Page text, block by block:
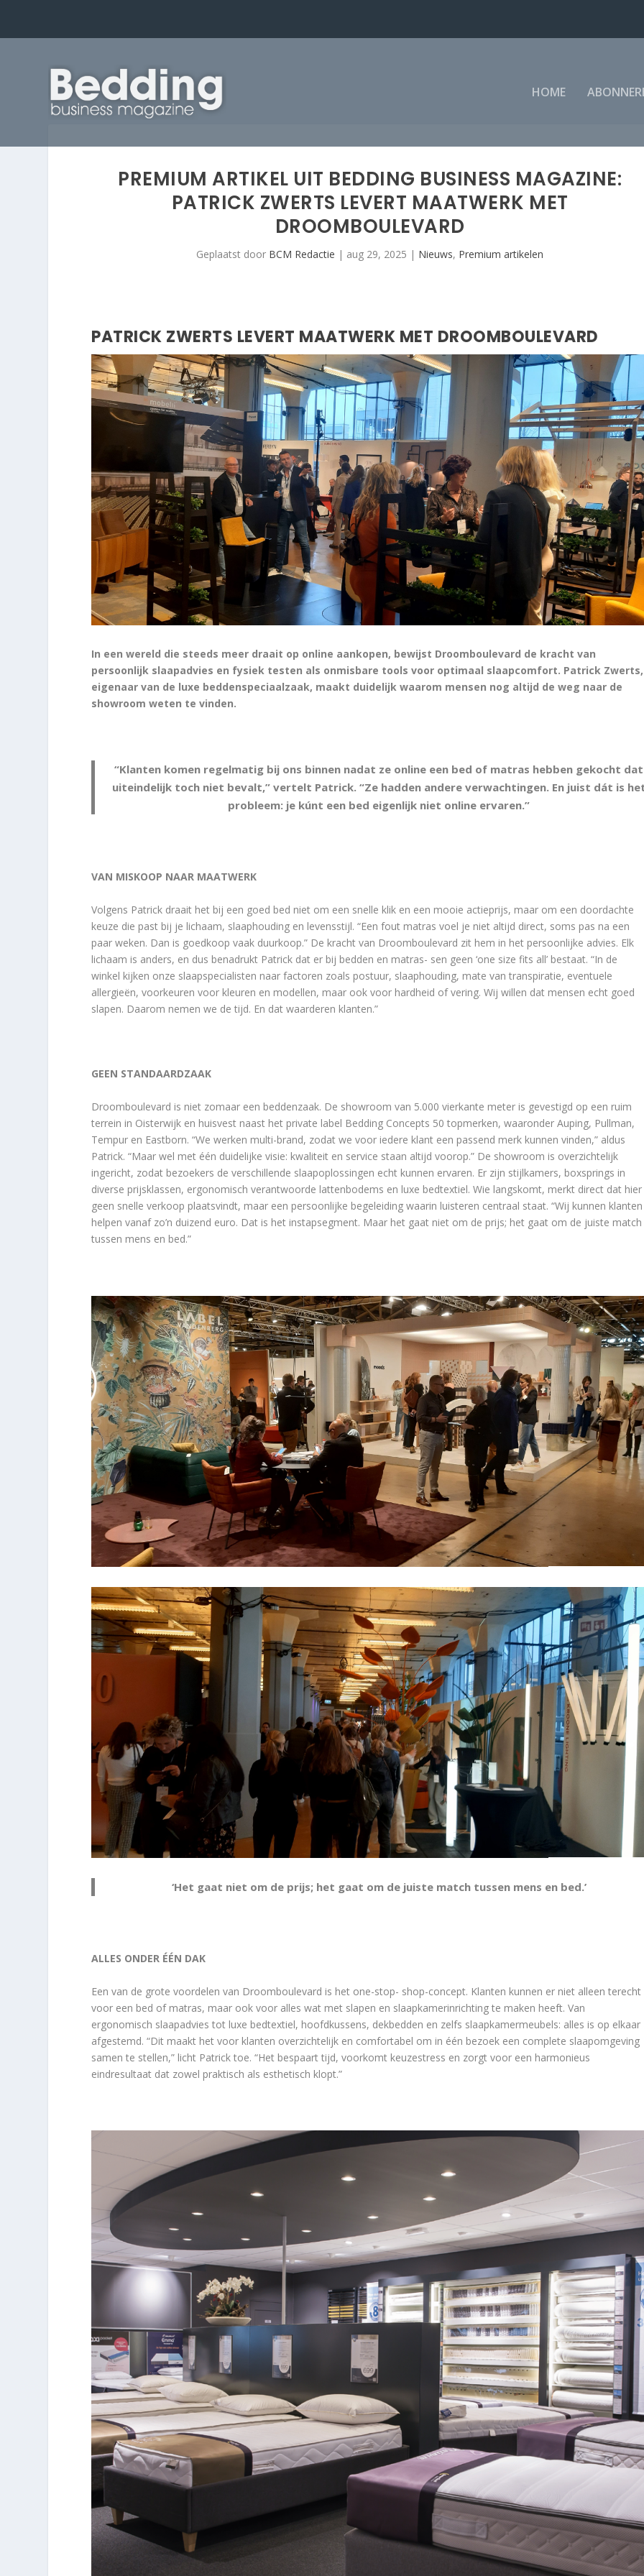
HOME
PREMIUM ARTIKEL UIT BEDDING BUSINESS MAGAZINE:
PATRICK ZWERTS LEVERT MAATWERK MET
DROOMBOULEVARD
Geplaatst door BCM Redactie | aug 29, 2025 | Nieuws, Premium artikelen
PATRICK ZWERTS LEVERT MAATWERK MET DROOMBOULEVARD
In een wereld die steeds meer draait op online aankopen, bewijst Droomboulevard de kracht van
persoonlijk slaapadvies en fysiek testen als onmisbare tools voor optimaal slaapcomfort. Patrick Zwerts,
eigenaar van de luxe beddenspeciaalzaak, maakt duidelijk waarom mensen nog altijd de weg naar de
showroom weten te vinden.
“Klanten komen regelmatig bij ons binnen nadat ze online een bed of matras hebben gekocht dat
uiteindelijk toch niet bevalt,” vertelt Patrick. “Ze hadden andere verwachtingen. En juist dát is
probleem: je kúnt een bed eigenlijk niet online ervaren.”
VAN MISKOOP NAAR MAATWERK
Volgens Patrick draait het bij een goed bed niet om een snelle klik en een mooie actieprijs, maar om een doordachte
keuze die past bij je lichaam, slaaphouding en levensstijl. “Een fout matras voel je niet altijd direct, soms pas na een
paar weken. Dan is goedkoop vaak duurkoop.” De kracht van Droomboulevard zit hem in het persoonlijke advies. Elk
lichaam is anders, en dus benadrukt Patrick dat er bij bedden en matras- sen geen ‘one size fits all’ bestaat. “In de
winkel kijken onze slaapspecialisten naar factoren zoals postuur, slaaphouding, mate van transpiratie, eventuele
allergieën, voorkeuren voor kleuren en modellen, maar ook voor hardheid of vering. Wij willen dat mensen echt goed
slapen. Daarom nemen we de tijd. En dat waarderen klanten.”
GEEN STANDAARDZAAK
Droomboulevard is niet zomaar een beddenzaak. De showroom van 5.000 vierkante meter is gevestigd op een ruim
terrein in Oisterwijk en huisvest naast het private label Bedding Concepts 50 topmerken, waaronder Auping, Pullman,
Tempur en Eastborn. “We werken multi-brand, zodat we voor iedere klant een passend merk kunnen vinden,” aldus
Patrick. “Maar wel met één duidelijke visie: kwaliteit en service staan altijd voorop.” De showroom is overzichtelijk
ingericht, zodat bezoekers de verschillende slaapoplossingen echt kunnen ervaren. Er zijn stijlkamers, boxsprings in
diverse prijsklassen, ergonomisch verantwoorde lattenbodems en luxe bedtextiel. Wie langskomt, merkt direct dat hier
geen snelle verkoop plaatsvindt, maar een persoonlijke begeleiding waarin luisteren centraal staat. “Wij kunnen klanten
helpen vanaf zo’n duizend euro. Dat is het instapsegment. Maar het gaat niet om de prijs; het gaat om de juiste match
tussen mens en bed.”
‘Het gaat niet om de prijs; het gaat om de juiste match tussen mens en bed.’
ALLES ONDER ÉÉN DAK
Een van de grote voordelen van Droomboulevard is het one-stop- shop-concept. Klanten kunnen er niet alleen terecht
voor een bed of matras, maar ook voor alles wat met slapen en slaapkamerinrichting te maken heeft. Van
ergonomisch slaapadvies tot luxe bedtextiel, hoofdkussens, dekbedden en zelfs slaapkamermeubels: alles is op elkaar
afgestemd. “Dit maakt het voor klanten overzichtelijk en comfortabel om in één bezoek een complete slaapomgeving
samen te stellen,” licht Patrick toe. “Het bespaart tijd, voorkomt keuzestress en zorgt voor een harmonieus
eindresultaat dat zowel praktisch als esthetisch klopt.”